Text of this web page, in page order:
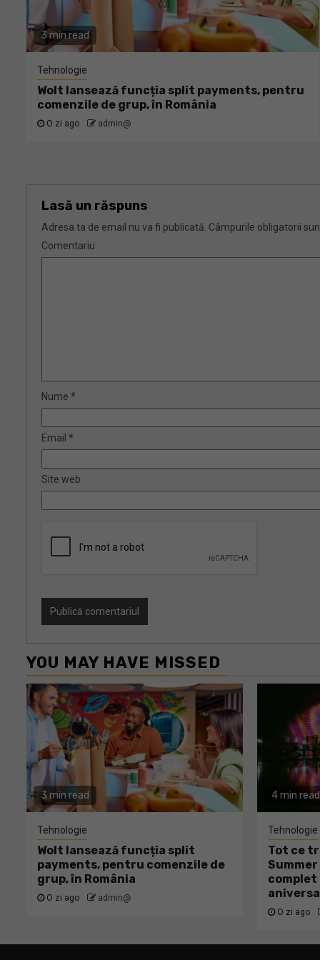
3 min read
Tehnologie
Wolt lansează funcția split payments, pentru
comenzile de grup, în România
O zi ago admin@
Lasă un răspuns
Adresa ta de email nu va fi publicată. Câmpurile obligatorii
Comentariu
Nume *
Email *
Site web
YOU MAY HAVE MISSED
3 min read
Tehnologie
Wolt lansează funcția split
payments, pentru comenzile de
grup, în România
O zi ago admin@
4 min read
Tehnologie
Tot ce
Summer
O zi ago